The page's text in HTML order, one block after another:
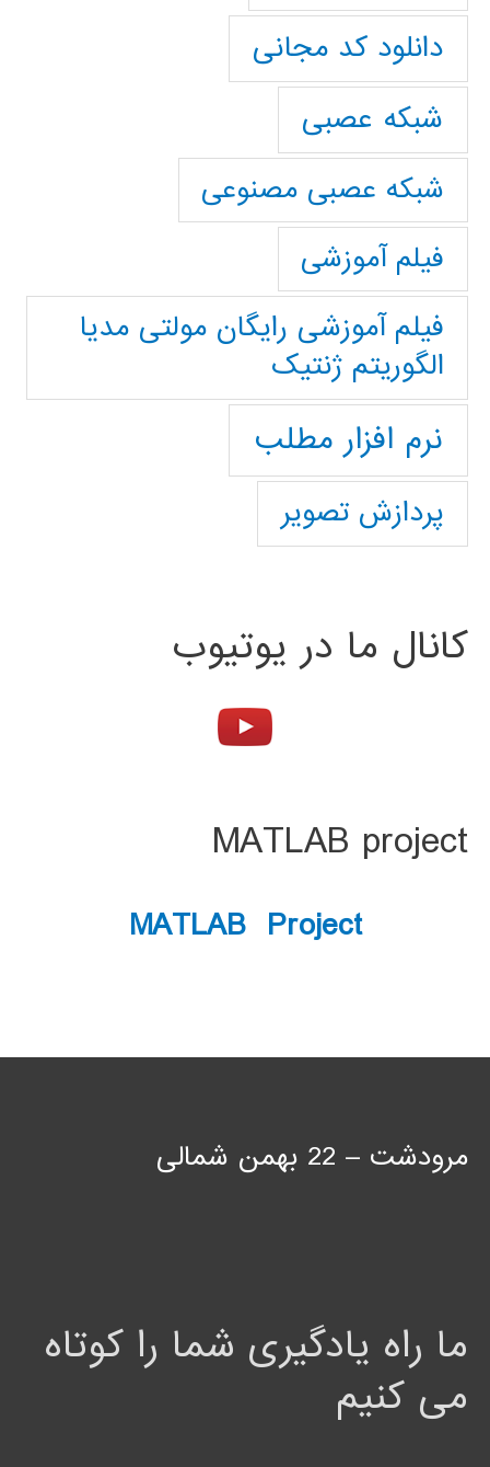
دانلود کد مجانی
شبکه عصبی
شبکه عصبی مصنوعی
فیلم آموزشی
فیلم آموزشی رایگان مولتی مدیا
الگوریتم ژنتیک
نرم افزار مطلب
پردازش تصویر
کانال ما در یوتیوب
MATLAB project
MATLAB Project
مرودشت – 22 بهمن شمالی
ما راه یادگیری شما را کوتاه
می کنیم